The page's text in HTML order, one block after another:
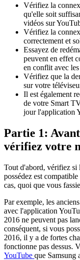
Vérifiez la
qu'elle soit
vidéos sur
Vérifiez la
correctement et
Essayez de
peuvent en effet
en conflit avec
Vérifiez que la
sur votre
Il est également
de votre Smart
jour l'application
Partie 1:
vérifiez votre
Tout d'abord, vérifiez si
possédez est
cas, quoi que vous
Par exemple, les
avec l'application
2016 ne peuvent pas
conséquent, si vous
2016, il y a de fortes
fonctionne pas dessus.
YouTube que Samsung